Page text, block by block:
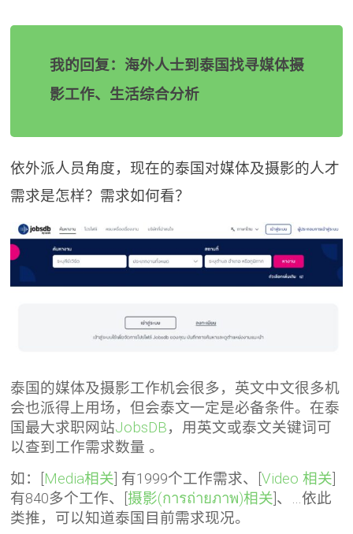
我的回复：海外人士到泰国找寻媒体摄
影工作、生活综合分析
依外派人员角度，现在的泰国对媒体及摄影的人才
需求是怎样？需求如何看？
泰国的媒体及摄影工作机会很多，英文中文很多机
会也派得上用场，但会泰文一定是必备条件。在泰
国最大求职网站JobsDB，用英文或泰文关键词可
以查到工作需求数量 。
如：[ Media相关 ] 有1999个工作需求、[Video 相关
有840多个工作、[摄影(การถ่ายภาพ)相关 ]、…依此
类推，可以知道泰国目前需求现况。